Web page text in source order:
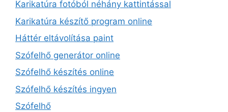
Karikatúra fotóból néhány kattintással
Karikatúra készítő program online
Háttér eltávolítása paint
Szófelhő generátor online
Szófelhő készítés online
Szófelhő készítés ingyen
Szófelhő